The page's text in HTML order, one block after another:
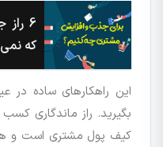
6
که
این راهکارهای ساده
بگیرید. راز ماندگاری
کیف پول مشتری است و هر